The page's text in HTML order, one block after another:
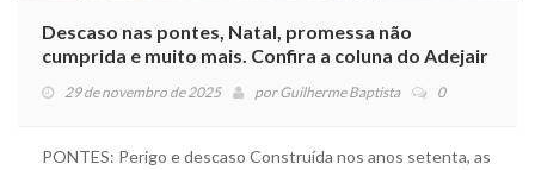
Descaso nas pontes, Natal, promessa não
cumprida e muito mais. Confira a coluna do Adejair
29 de novembro de 2025 porGuilherme Baptista 0
PONTES: Perigo e descaso Construída nos anos setenta, as